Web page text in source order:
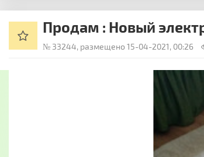
​Продам : Новый
№ 33244, размещено 15-04-2021, 00:26